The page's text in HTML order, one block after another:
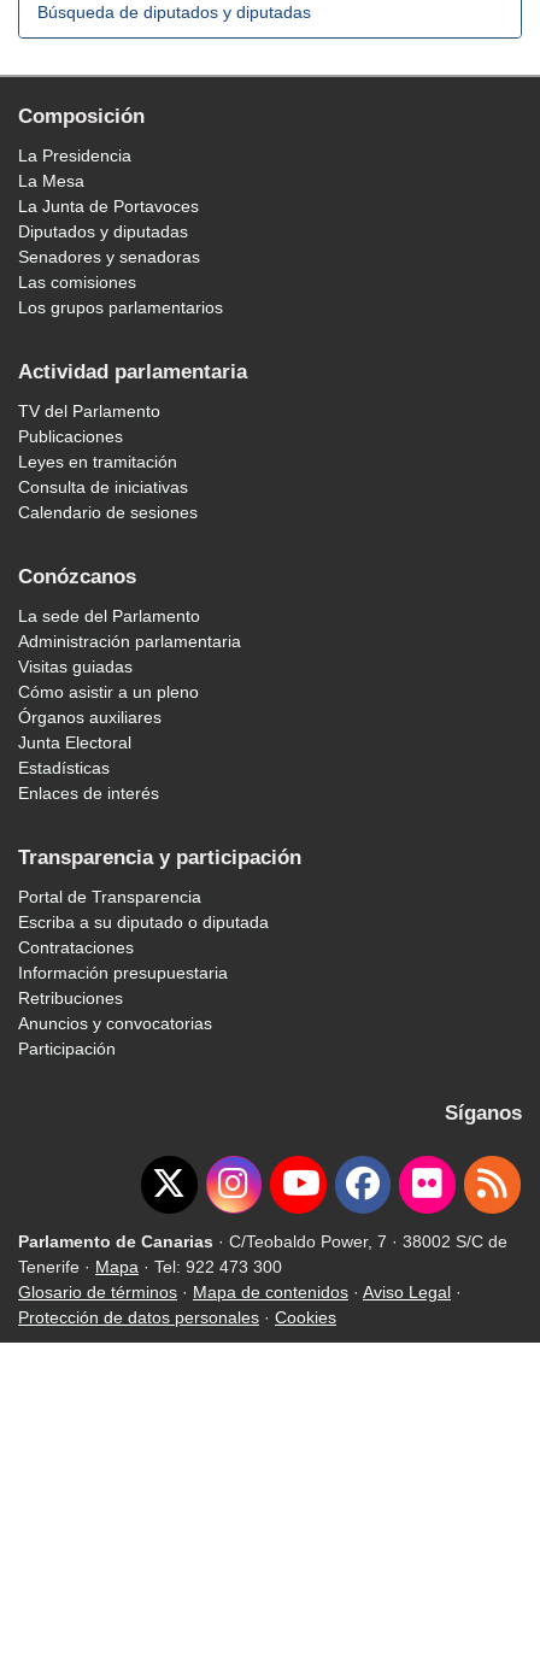
Búsqueda de diputados y diputadas
Composición
La Presidencia
La Mesa
La Junta de Portavoces
Diputados y diputadas
Senadores y senadoras
Las comisiones
Los grupos parlamentarios
Actividad parlamentaria
TV del Parlamento
Publicaciones
Leyes en tramitación
Consulta de iniciativas
Calendario de sesiones
Conózcanos
La sede del Parlamento
Administración parlamentaria
Visitas guiadas
Cómo asistir a un pleno
Órganos auxiliares
Junta Electoral
Estadísticas
Enlaces de interés
Transparencia y participación
Portal de Transparencia
Escriba a su diputado o diputada
Contrataciones
Información presupuestaria
Retribuciones
Anuncios y convocatorias
Participación
Síganos
Parlamento de Canarias · C/Teobaldo Power, 7 · 38002 S/C de
Tenerife · Mapa · Tel: 922 473 300
Glosario de términos · Mapa de contenidos · Aviso Legal ·
Protección de datos personales · Cookies